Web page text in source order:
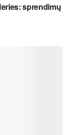
sprendimų